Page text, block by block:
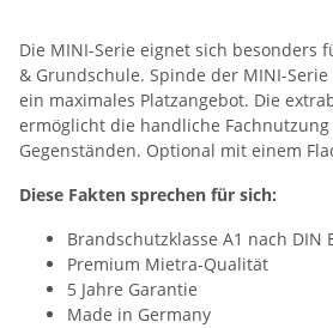
Die MINI-Serie eignet sich besonders
& Grundschule. Spinde der MINI-
ein maximales Platzangebot. Die
ermöglicht die handliche
Gegenständen. Optional mit einem
Diese Fakten sprechen für sich:
Brandschutzklasse A1 nach DIN
Premium Mietra-Qualität
5 Jahre Garantie
Made in Germany